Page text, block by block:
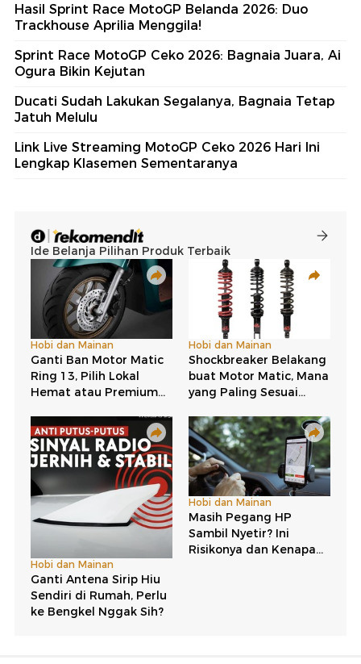
Hasil Sprint Race MotoGP Belanda 2026: Duo
Trackhouse Aprilia Menggila!
Sprint Race MotoGP Ceko 2026: Bagnaia Juara, Ai
Ogura Bikin Kejutan
Ducati Sudah Lakukan Segalanya, Bagnaia Tetap
Jatuh Melulu
Link Live Streaming MotoGP Ceko 2026 Hari Ini
Lengkap Klasemen Sementaranya